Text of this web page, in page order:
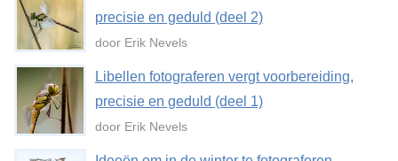
precisie en geduld (deel 2)
door Erik Nevels
Libellen fotograferen vergt voorbereiding,
precisie en geduld (deel 1)
door Erik Nevels